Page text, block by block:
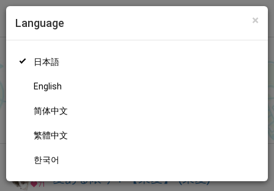
トップ
×
Language
日本語
English
简体中文
繁體中文
한국어
が応援しています。
71
全年齢向け
愛ある限り！【東愛】 (東愛)